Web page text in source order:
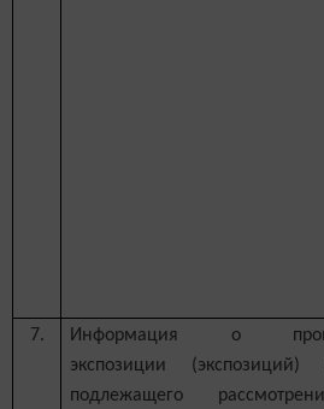
7.
Информация о
экспозиции (экспозиций)
подлежащего